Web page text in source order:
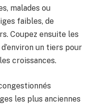
malades ou
faibles, de
Coupez ensuite les
un tiers pour
croissances.
les plus anciennes